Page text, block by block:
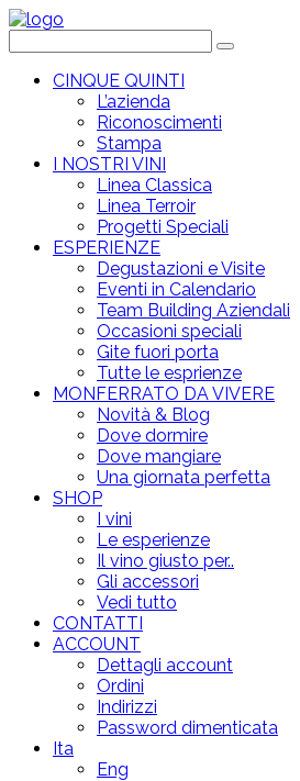
CINQUE QUINTI
L’azienda
Riconoscimenti
Stampa
I NOSTRI VINI
Linea Classica
Linea Terroir
Progetti Speciali
ESPERIENZE
Degustazioni e Visite
Eventi in Calendario
Team Building Aziendali
Occasioni speciali
Gite fuori porta
Tutte le esprienze
MONFERRATO DA VIVERE
Novità & Blog
Dove dormire
Dove mangiare
Una giornata perfetta
SHOP
I vini
Le esperienze
Il vino giusto per..
Gli accessori
Vedi tutto
CONTATTI
ACCOUNT
Dettagli account
Ordini
Indirizzi
Password dimenticata
Ita
Eng